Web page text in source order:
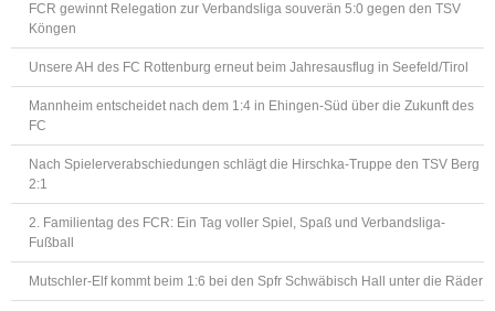
FCR gewinnt Relegation zur Verbandsliga souverän 5:0 gegen den TSV
Köngen
Unsere AH des FC Rottenburg erneut beim Jahresausflug in Seefeld/Tirol
Mannheim entscheidet nach dem 1:4 in Ehingen-Süd über die Zukunft des
FC
Nach Spielerverabschiedungen schlägt die Hirschka-Truppe den TSV Berg
2:1
2. Familientag des FCR: Ein Tag voller Spiel, Spaß und Verbandsliga-
Fußball
Mutschler-Elf kommt beim 1:6 bei den Spfr Schwäbisch Hall unter die Räder